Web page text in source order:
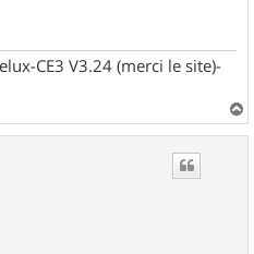
CE3 V3.24 (merci le site)-
a